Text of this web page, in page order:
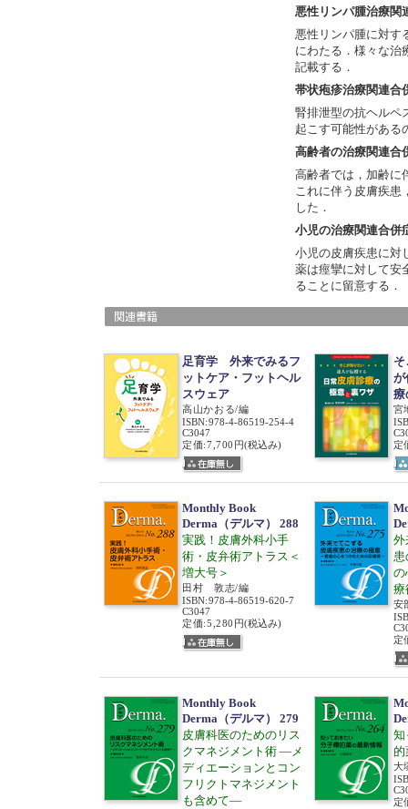
悪性リンパ腫治療関
悪性リンパ腫に対す
にわたる．様々な治
記載する．
帯状疱疹治療関連合
腎排泄型の抗ヘルペ
起こす可能性がある
高齢者の治療関連合
高齢者では，加齢に
これに伴う皮膚疾患
した．
小児の治療関連合併
小児の皮膚疾患に対
薬は痙攣に対して安
ることに留意する．
足育学 外来でみるフ
ットケア・フットヘル
スウェア
高山かおる/編
ISBN:978-4-86519-254-4
C3047
定価:7,700円(税込み)
が
療
宮
定
Monthly Book
Derma（デルマ） 288
実践！皮膚外科小手
術・皮弁術アトラス＜
増大号＞
田村 敦志/編
ISBN:978-4-86519-620-7
C3047
定価:5,280円(税込み)
外
患
の
安
定
Monthly Book
Derma（デルマ） 279
皮膚科医のためのリス
クマネジメント術 ―メ
ディエーションとコン
フリクトマネジメント
も含めて―
知
的
大
定